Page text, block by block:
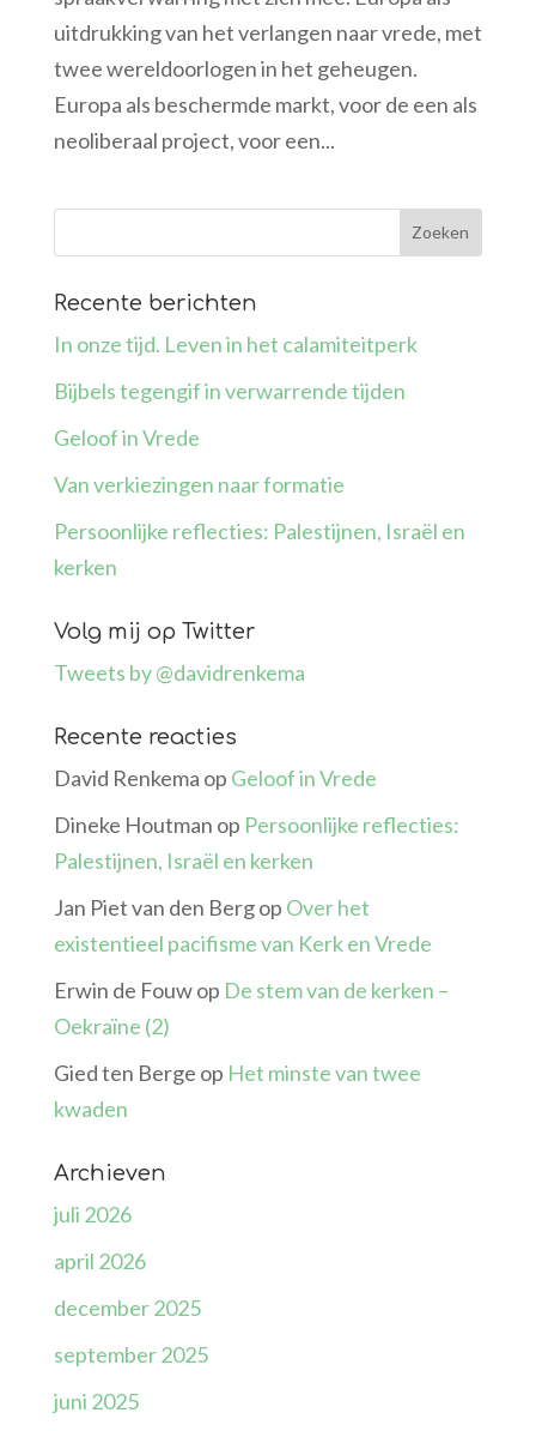
uitdrukking van het verlangen naar vrede, met
twee wereldoorlogen in het geheugen.
Europa als beschermde markt, voor de een als
neoliberaal project, voor een...
Recente berichten
In onze tijd. Leven in het calamiteitperk
Bijbels tegengif in verwarrende tijden
Geloof in Vrede
Van verkiezingen naar formatie
Persoonlijke reflecties: Palestijnen, Israël en
kerken
Volg mij op Twitter
Tweets by @davidrenkema
Recente reacties
David Renkema op Geloof in Vrede
Dineke Houtman op Persoonlijke reflecties:
Palestijnen, Israël en kerken
Jan Piet van den Bergop Over het
existentieel pacifisme van Kerk en Vrede
Erwin de Fouwop De stem van de kerken –
Oekraïne (2)
Gied ten Berge op Het minste van twee
kwaden
Archieven
juli 2026
april 2026
december 2025
september 2025
juni 2025